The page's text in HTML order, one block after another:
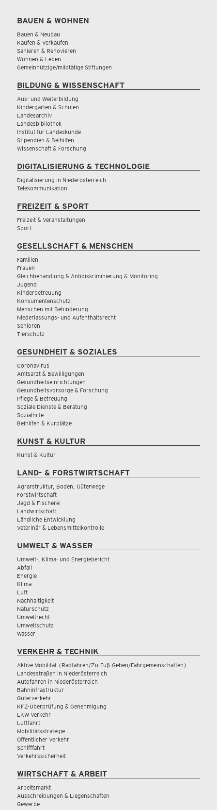
BAUEN & WOHNEN
Bauen & Neubau
Kaufen & Verkaufen
Sanieren & Renovieren
Wohnen & Leben
Gemeinnützige/mildtätige Stiftungen
BILDUNG & WISSENSCHAFT
Aus- und Weiterbildung
Kindergärten & Schulen
Landesarchiv
Landesbibliothek
Institut für Landeskunde
Stipendien & Beihilfen
Wissenschaft & Forschung
DIGITALISIERUNG & TECHNOLOGIE
Digitalisierung in Niederösterreich
Telekommunikation
FREIZEIT & SPORT
Freizeit & Veranstaltungen
Sport
GESELLSCHAFT & MENSCHEN
Familien
Frauen
Gleichbehandlung & Antidiskriminierung & Monitoring
Jugend
Kinderbetreuung
Konsumentenschutz
Menschen mit Behinderung
Niederlassungs- und Aufenthaltsrecht
Senioren
Tierschutz
GESUNDHEIT & SOZIALES
Coronavirus
Amtsarzt & Bewilligungen
Gesundheitseinrichtungen
Gesundheitsvorsorge & Forschung
Pflege & Betreuung
Soziale Dienste & Beratung
Sozialhilfe
Beihilfen & Kurplätze
KUNST & KULTUR
Kunst & Kultur
LAND- & FORSTWIRTSCHAFT
Agrarstruktur, Boden, Güterwege
Forstwirtschaft
Jagd & Fischerei
Landwirtschaft
Ländliche Entwicklung
Veterinär & Lebensmittelkontrolle
UMWELT & WASSER
Umwelt-, Klima- und Energiebericht
Abfall
Energie
Klima
Luft
Nachhaltigkeit
Naturschutz
Umweltrecht
Umweltschutz
Wasser
VERKEHR & TECHNIK
Aktive Mobilität (Radfahren/Zu-Fuß-Gehen/Fahrgemeinschaften)
Landesstraßen in Niederösterreich
Autofahren in Niederösterreich
Bahninfrastruktur
Güterverkehr
KFZ-Überprüfung & Genehmigung
LKW Verkehr
Luftfahrt
Mobilitätsstrategie
Öffentlicher Verkehr
Schifffahrt
Verkehrssicherheit
WIRTSCHAFT & ARBEIT
Arbeitsmarkt
Ausschreibungen & Liegenschaften
Gewerbe